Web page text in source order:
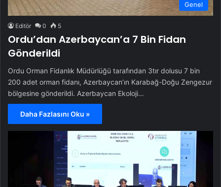
Genel
Editör 0 5
Ordu’dan Azerbaycan’a 7 Bin Fidan
Gönderildi
Ordu Orman Fidanlık Müdürlüğü tarafından 3tır dolusu 7 bin
200 adet orman fidanı, Azerbaycan’ın Karabağ-Doğu Zengezur
bölgesine gönderildi. Azerbaycan Ekoloji…
Daha Fazlasını Oku »